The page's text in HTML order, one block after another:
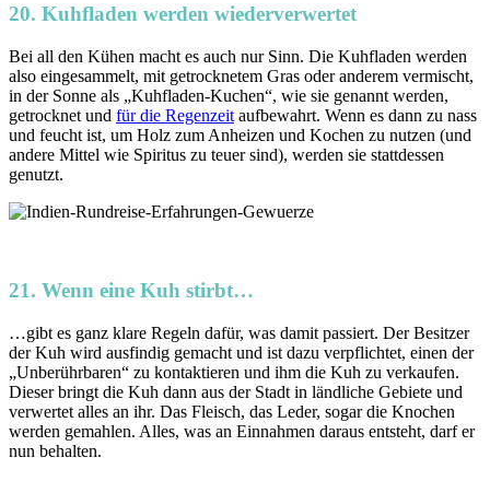
20. Kuhfladen werden wiederverwertet
Bei all den Kühen macht es auch nur Sinn. Die Kuhfladen werden
also eingesammelt, mit getrocknetem Gras oder anderem vermischt,
in der Sonne als „Kuhfladen-Kuchen“, wie sie genannt werden,
getrocknet und für die Regenzeit aufbewahrt. Wenn es dann zu nass
und feucht ist, um Holz zum Anheizen und Kochen zu nutzen (und
andere Mittel wie Spiritus zu teuer sind), werden sie stattdessen
genutzt.
21. Wenn eine Kuh stirbt…
…gibt es ganz klare Regeln dafür, was damit passiert. Der Besitzer
der Kuh wird ausfindig gemacht und ist dazu verpflichtet, einen der
„Unberührbaren“ zu kontaktieren und ihm die Kuh zu verkaufen.
Dieser bringt die Kuh dann aus der Stadt in ländliche Gebiete und
verwertet alles an ihr. Das Fleisch, das Leder, sogar die Knochen
werden gemahlen. Alles, was an Einnahmen daraus entsteht, darf er
nun behalten.